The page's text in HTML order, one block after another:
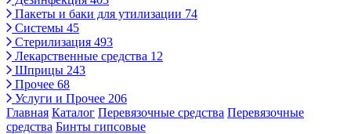
Пакеты и баки для утилизации 74
Системы 45
Стерилизация 493
Лекарственные средства 12
Шприцы 243
Прочее 68
Услуги и Прочее 206
Главная Каталог Перевязочные средства Перевязочные
средства Бинты гипсовые